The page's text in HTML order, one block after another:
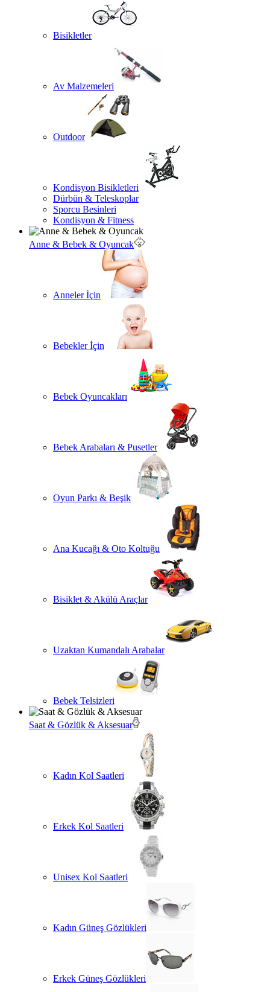
Bisikletler
Av Malzemeleri
Outdoor
Kondisyon Bisikletleri
Dürbün & Teleskoplar
Sporcu Besinleri
Kondisyon & Fitness
Anne & Bebek & Oyuncak
Anneler İçin
Bebekler İçin
Bebek Oyuncakları
Bebek Arabaları & Pusetler
Oyun Parkı & Beşik
Ana Kucağı & Oto Koltuğu
Bisiklet & Akülü Araçlar
Uzaktan Kumandalı Arabalar
Bebek Telsizleri
Saat & Gözlük & Aksesuar
Kadın Kol Saatleri
Erkek Kol Saatleri
Unisex Kol Saatleri
Kadın Güneş Gözlükleri
Erkek Güneş Gözlükleri